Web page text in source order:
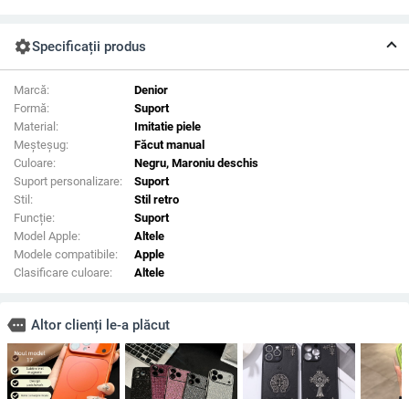
settingsSpecificații produs
Marcă:
Denior
Formă:
Suport
Material:
Imitatie piele
Meșteșug:
Făcut manual
Culoare:
Negru, Maroniu deschis
Suport personalizare:
Suport
Stil:
Stil retro
Funcție:
Suport
Model Apple:
Altele
Modele compatibile:
Apple
Clasificare culoare:
Altele
more Altor clienți le-a plăcut